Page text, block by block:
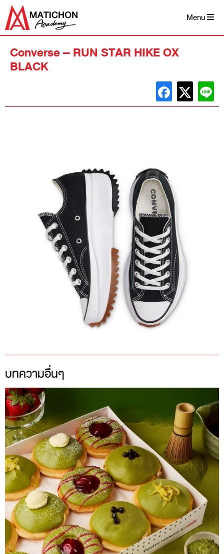
Skip
content
Menu
Converse – RUN STAR HIKE OX
BLACK
บทความอื่นๆ